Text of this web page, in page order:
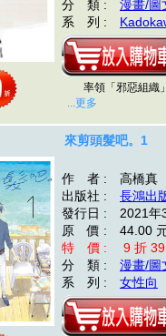
分 類 : 漫畫/圖
系 列 :
率領「邪惡組織
...更多
來剪頭髮吧。1
作 者 : 高橋真
出版社 : 長鴻出
發行日 : 2021年
原 價 : 44.00
特 價 : 9 折
分 類 : 漫畫/圖
系 列 : 女性向